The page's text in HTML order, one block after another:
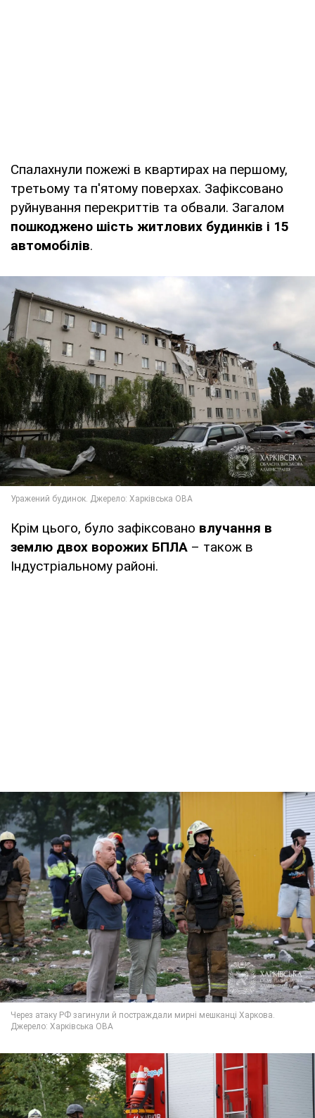
Спалахнули пожежі в квартирах на першому,
третьому та п'ятому поверхах. Зафіксовано
руйнування перекриттів та обвали. Загалом
пошкоджено шість житлових будинків і 15
автомобілів.
Крім цього, було зафіксовано влучання в
землю двох ворожих БПЛА – також в
Індустріальному районі.